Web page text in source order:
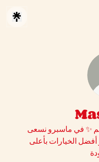
✨ في ماسبرو نسعى
أفضل الخيارات بأعلى